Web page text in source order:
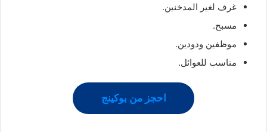
غرف لغير المدخنين.
مسبح.
موظفين ودودين.
مناسب للعوائل.
احجز من بوكينج